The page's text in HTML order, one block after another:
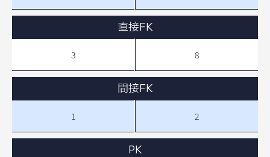
3
直接FK
8
1
間接FK
2
PK